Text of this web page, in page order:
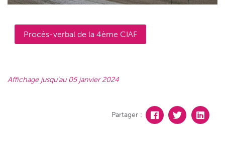
Procès-verbal de la 4ème CIAF
Affichage jusqu’au 05 janvier 2024
Partager :